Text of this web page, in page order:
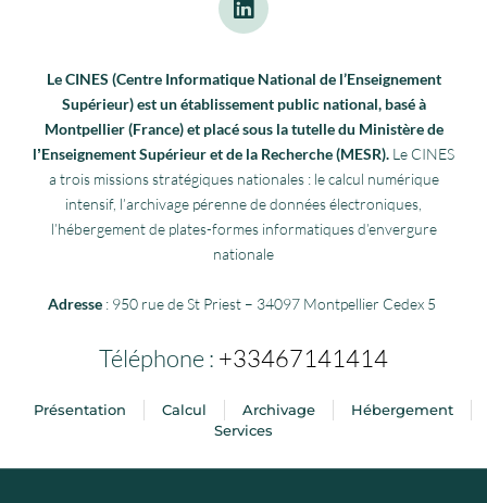
Le CINES (Centre Informatique National de l’Enseignement
Supérieur) est un établissement public national, basé à
Montpellier (France) et placé sous la tutelle du Ministère de
lʼEnseignement Supérieur et de la Recherche (MESR). Le CINES
a trois missions stratégiques nationales : le calcul numérique
intensif, l’archivage pérenne de données électroniques,
l’hébergement de plates-formes informatiques d’envergure
nationale
Adresse : 950 rue de St Priest – 34097 Montpellier Cedex 5
Téléphone : +33467141414
Présentation Calcul Archivage
Hébergement
Services